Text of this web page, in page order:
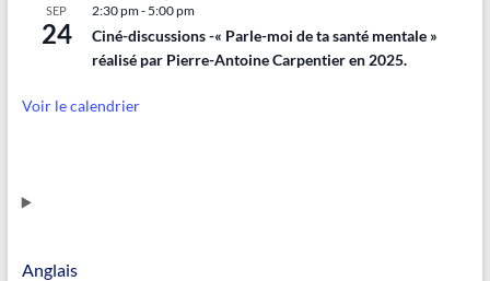
SEP
24
2:30 pm- 5:00 pm
Ciné-discussions -« Parle-moi de ta santé mentale »
réalisé par Pierre-Antoine Carpentier en 2025.
Voir le calendrier
Anglais